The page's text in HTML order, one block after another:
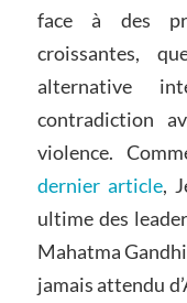
face à des
croissantes,
alternative
contradiction
violence.
dernier article,
ultime des
Mahatma
jamais attendu